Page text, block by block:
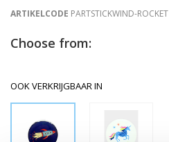
ARTIKELCODE PARTSTICKWIND-ROCKET
Choose from:
OOK VERKRIJGBAAR IN